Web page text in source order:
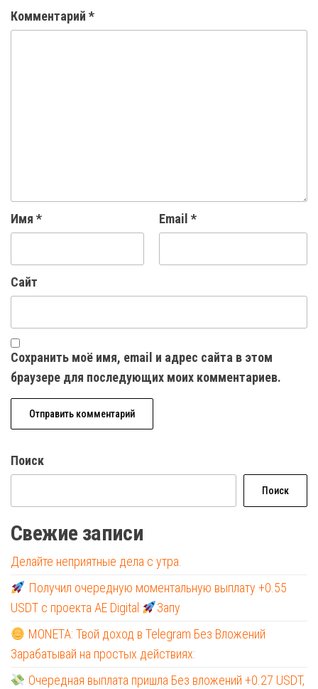
Комментарий *
Имя * Email *
Сайт
Сохранить моё имя, email и адрес сайта в этом
браузере для последующих моих комментариев.
Поиск
Поиск
Свежие записи
Делайте неприятные дела с утра.
Получил очередную моментальную выплату +0.55
USDT с проекта AE Digital
Запу
MONETA: Твой доход в Telegram Без Вложений
Зарабатывай на простых действиях:
Очередная выплата пришла Без вложений +0.27 USDT,